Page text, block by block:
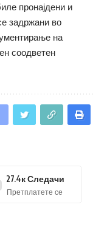
пронајдени и
задржани во
на
соодветен
27.4кСледачи
Претплатете се